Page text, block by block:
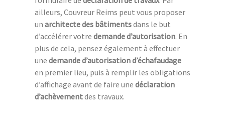
ailleurs, Couvreur Reims peut vous proposer
un architecte des bâtimentsdans le but
d’accélérer votre demande d’autorisation. En
plus de cela, pensez également à effectuer
une demande d’autorisation d’échafaudage
en premier lieu, puis à remplir les obligations
d’affichage avant de faire une déclaration
d’achèvementdes travaux.